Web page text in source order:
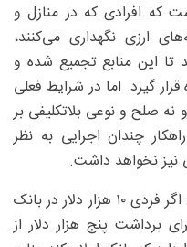
که افرادی که در منازل و
ارزی نگهداری می‌کنند،
تا این منابع تجمیع شده و
گیرد. اما در شرایط فعلی
و نوعی بلاتکلیفی بر
چندان اجرایی به نظر
نیز نخواهد داشت.
عضو اتاق بازرگانی ایران تصریح کرد: اگر فردی ۱۰ هزار دلار در بانک
برداشت پنج هزار دلار از